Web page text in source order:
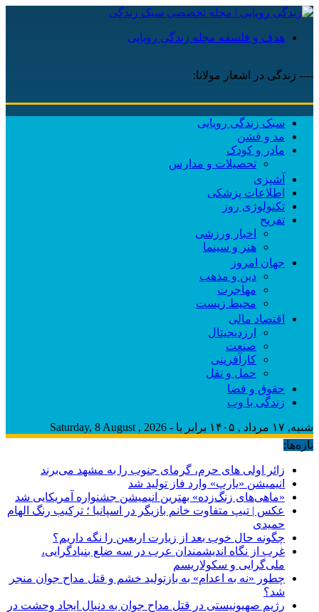
هدف و فلسفه مجله زندگی رویایی
---- زندگی در اشعار مولانا:
سبک زندگی رویایی
مد و فشن
مادر و کودک
تحصیلات و مدارس
آشپزی
اطلاعات پزشکی
تکنولوژی روز
تفریح
اخبار ورزشی
هنر و سینما
جهان امروز
دین و مذهب
مهاجرت
محیط زیست
اقتصاد مالی
ارزدیجیتال
صنعت
کارآفرینی
حمل و نقل
حقوق و قضا
زندگی با وب
شنبه, ۱۷ مرداد , ۱۴۰۵ برابر با - Saturday, 8 August , 2026
تازه‌ها:
زائر اولی های حرم، گرمای جنوب را به مشهد می‌برند
انیمیشن «یارپ» وارد فاز تولید شد
«ماهی‌های زنگ‌زده» بهترین انیمیشن جشنواره آمریکایی شد
عکس | تیپ متفاوت خانم بازیگر در اسپانیا ؛ ترکیب رنگ الهام
حمیدی
چگونه حال خوب بعد از زیارت اربعین را نگه داریم؟
غرب از نگاه اندیشمندان عرب در سه ضلع بنیادگرایی،
ملی‌گرایی و سکولاریسم
چطور «نه به اعدام» به بازتولید خشم و قتل مداح جوان منجر
شد؟
رژیم صهیونیستی در قتل مداح جوان به دنبال ایجاد وحشت در